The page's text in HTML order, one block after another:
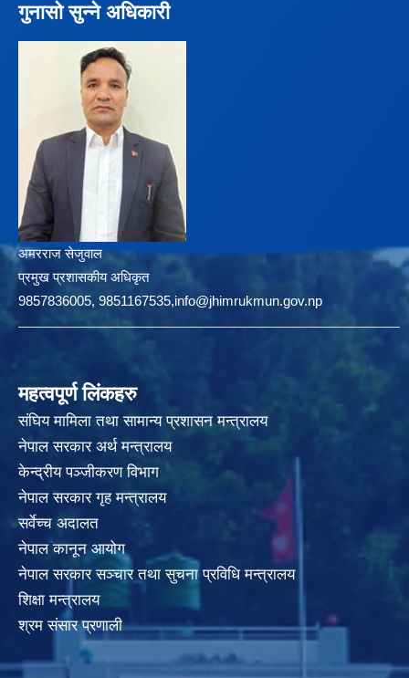
गुनासो सुन्ने अधिकारी
अमरराज सेजुवाल
प्रमुख प्रशासकीय अधिकृत
9857836005, 9851167535,info@jhimrukmun.gov.np
महत्वपूर्ण लिंकहरु
संघिय मामिला तथा सामान्य प्रशासन मन्त्रालय
नेपाल सरकार अर्थ मन्त्रालय
केन्द्रीय पञ्जीकरण विभाग
नेपाल सरकार गृह मन्त्रालय
सर्वेच्च अदालत
नेपाल कानून आयोग
नेपाल सरकार सञ्चार तथा सुचना प्रविधि मन्त्रालय
शिक्षा मन्त्रालय
श्रम संसार प्रणाली